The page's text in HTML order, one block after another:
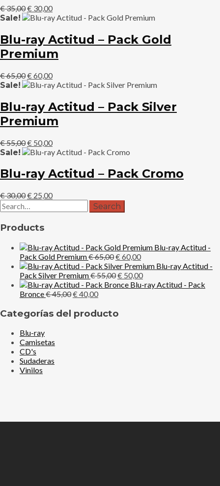
€35,00El
precio
era:
€ 35,00.
€ 30,00El
precio
es:
€ 30,00.
Sale!
Blu-ray Actitud – Pack Gold
Premium
€65,00El
precio
era:
€ 65,00.
€ 60,00El
precio
es:
€ 60,00.
Sale!
Blu-ray Actitud – Pack Silver
Premium
€55,00El
precio
era:
€ 55,00.
€ 50,00El
precio
es:
€ 50,00.
Sale!
Blu-ray Actitud – Pack Cromo
€30,00El
original
era:
€ 30,00.
€ 25,00El
actual
Products
Blu-ray Actitud -
Pack Gold Premium€65,00El
precio
original
era:
€60,00El
precio
actual
es:
Blu-ray Actitud -
Pack Silver Premium€55,00El
precio
€ 55,00.
€ 50,00El
precio
Blu-ray Actitud - Pack
Bronce€45,00El
original
era:
€40,00El
actual
Categorías del producto
Blu-ray
Camisetas
CD's
Sudaderas
Vinilos